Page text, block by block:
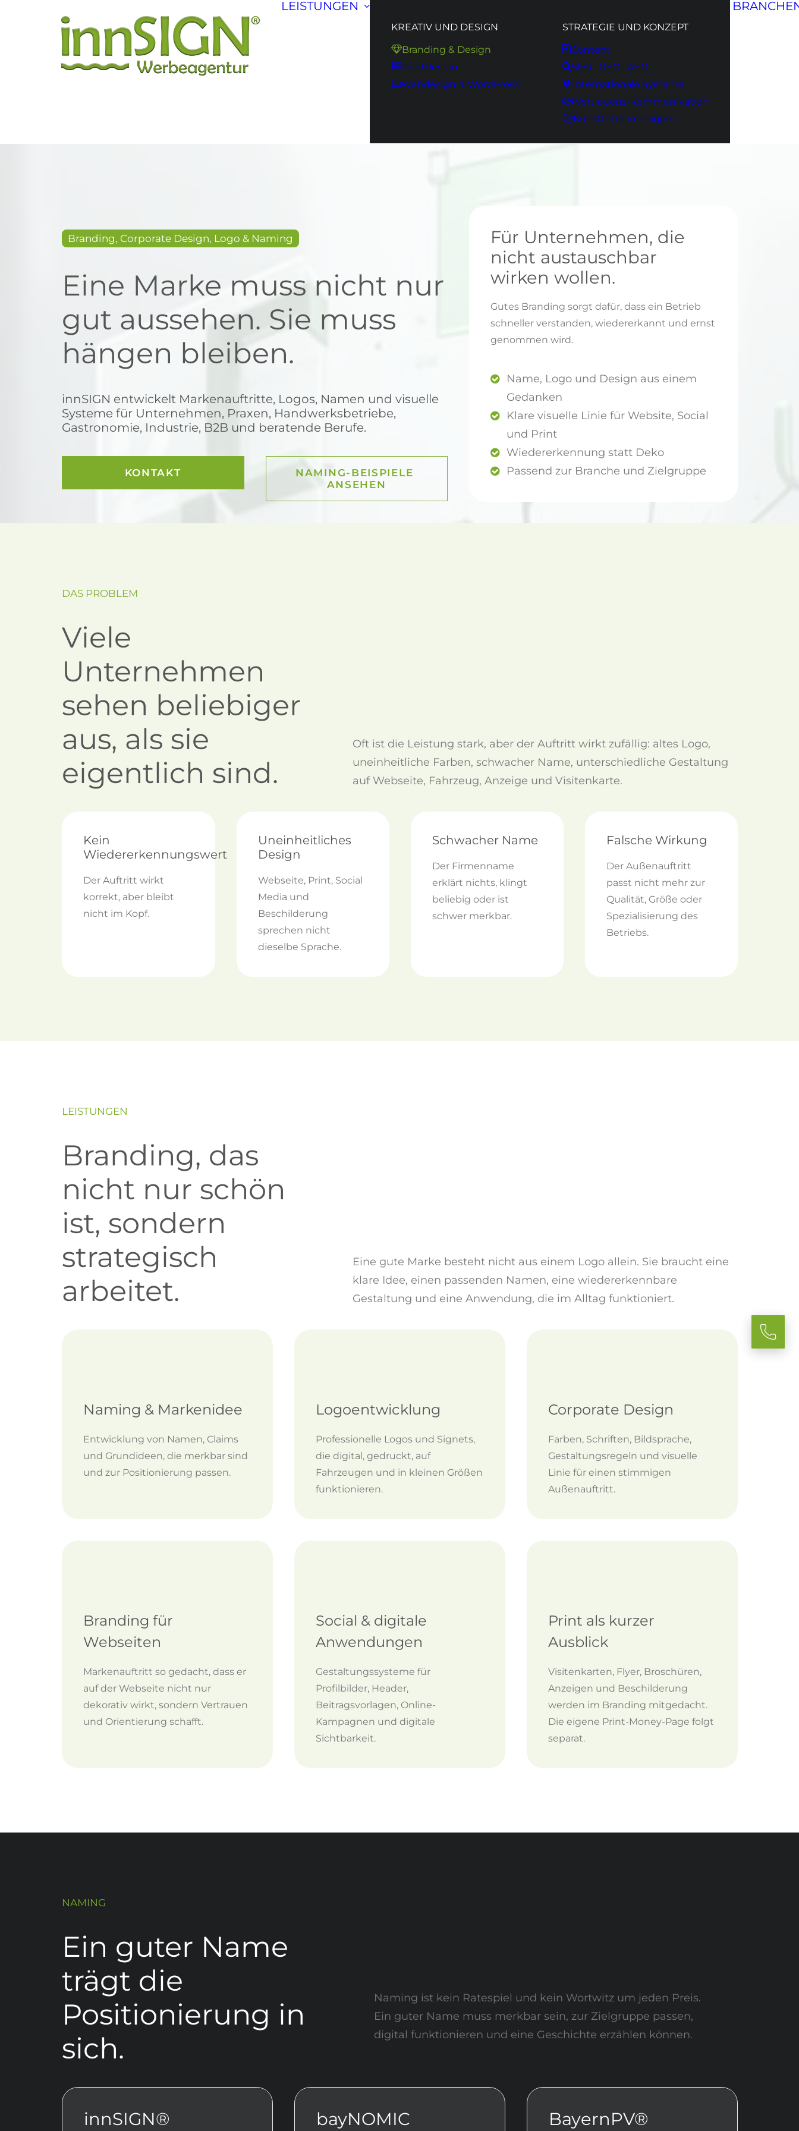
LEISTUNGEN
KREATIV UND DESIGN
Branding & Design
Printdesign
Webdesign & WordPress
STRATEGIE UND KONZEPT
Content
SEO · GEO · AEO
Internationale Systeme
Vertrauens-Kommunikation
Künstliche Intelligenz
Branding, Corporate Design, Logo & Naming
Eine Marke muss nicht nur
gut aussehen. Sie muss
hängen bleiben.
innSIGN entwickelt Markenauftritte, Logos, Namen und visuelle
Systeme für Unternehmen, Praxen, Handwerksbetriebe,
Gastronomie, Industrie, B2B und beratende Berufe.
KONTAKT
NAMING-BEISPIELE
ANSEHEN
Für Unternehmen, die
nicht austauschbar
wirken wollen.
Gutes Branding sorgt dafür, dass ein Betrieb
schneller verstanden, wiedererkannt und ernst
genommen wird.
Name, Logo und Design aus einem
Gedanken
Klare visuelle Linie für Website, Social
und Print
Wiedererkennung statt Deko
Passend zur Branche und Zielgruppe
DAS PROBLEM
Viele
Unternehmen
sehen beliebiger
aus, als sie
eigentlich sind.
Oft ist die Leistung stark, aber der Auftritt wirkt zufällig: altes Logo,
uneinheitliche Farben, schwacher Name, unterschiedliche Gestaltung
auf Webseite, Fahrzeug, Anzeige und Visitenkarte.
Kein
Wiedererkennungswert
Der Auftritt wirkt
korrekt, aber bleibt
nicht im Kopf.
Uneinheitliches
Design
Webseite, Print, Social
Media und
Beschilderung
sprechen nicht
dieselbe Sprache.
Schwacher Name
Der Firmenname
erklärt nichts, klingt
beliebig oder ist
schwer merkbar.
Falsche Wirkung
Der Außenauftritt
passt nicht mehr zur
Qualität, Größe oder
Spezialisierung des
Betriebs.
LEISTUNGEN
Branding, das
nicht nur schön
ist, sondern
strategisch
arbeitet.
Eine gute Marke besteht nicht aus einem Logo allein. Sie braucht eine
klare Idee, einen passenden Namen, eine wiedererkennbare
Gestaltung und eine Anwendung, die im Alltag funktioniert.
Naming & Markenidee
Entwicklung von Namen, Claims
und Grundideen, die merkbar sind
und zur Positionierung passen.
Logoentwicklung
Professionelle Logos und Signets,
die digital, gedruckt, auf
Fahrzeugen und in kleinen Größen
funktionieren.
Corporate Design
Farben, Schriften, Bildsprache,
Gestaltungsregeln und visuelle
Linie für einen stimmigen
Außenauftritt.
Branding für
Webseiten
Markenauftritt so gedacht, dass er
auf der Webseite nicht nur
dekorativ wirkt, sondern Vertrauen
und Orientierung schafft.
Social & digitale
Anwendungen
Gestaltungssysteme für
Profilbilder, Header,
Beitragsvorlagen, Online-
Kampagnen und digitale
Sichtbarkeit.
Print als kurzer
Ausblick
Visitenkarten, Flyer, Broschüren,
Anzeigen und Beschilderung
werden im Branding mitgedacht.
Die eigene Print-Money-Page folgt
separat.
NAMING
Ein guter Name
trägt die
Positionierung in
sich.
Naming ist kein Ratespiel und kein Wortwitz um jeden Preis.
Ein guter Name muss merkbar sein, zur Zielgruppe passen,
digital funktionieren und eine Geschichte erzählen können.
innSIGN® bayNOMIC BayernPV®